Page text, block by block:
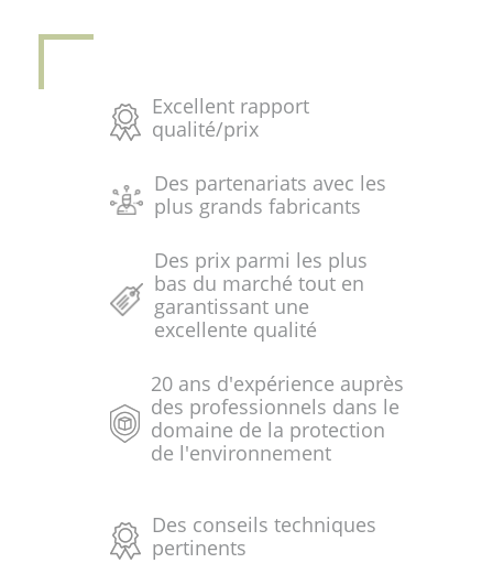
Excellent rapport
qualité/prix
Des partenariats avec les
plus grands fabricants
Des prix parmi les plus
bas du marché tout en
garantissant une
excellente qualité
20 ans d'expérience auprès
des professionnels dans le
domaine de la protection
de l'environnement
Des conseils techniques
pertinents